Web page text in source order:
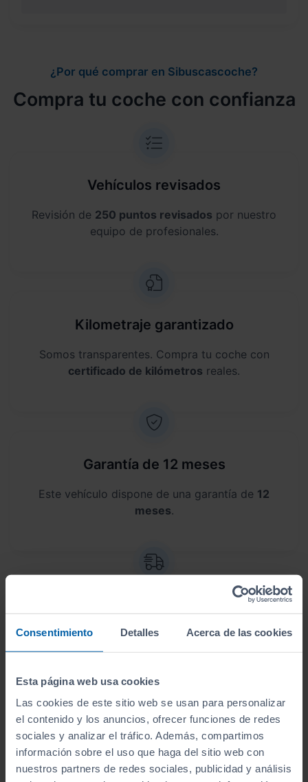
Consentimiento Detalles Acerca de las cookies
Esta página web usa cookies
Las cookies de este sitio web se usan para personalizar
el contenido y los anuncios, ofrecer funciones de redes
sociales y analizar el tráfico. Además, compartimos
información sobre el uso que haga del sitio web con
nuestros partners de redes sociales, publicidad y análisis
¿Por qué comprar en Sibuscascoche?
Compra tu coche con confianza
Vehículos revisados
Revisión de 250 puntos revisados por nuestro
equipo de profesionales.
Kilometraje garantizado
Somos transparentes. Compra tu coche con
certificado de kilómetros reales.
Garantía de 12 meses
Este vehículo dispone de una garantía de 12
meses.
Sin desplazamientos,te lo llevamos a casa. Antes
de lo que crees, lo tendrás en tus manos.
Aceptamos tu coche como parte del
pago